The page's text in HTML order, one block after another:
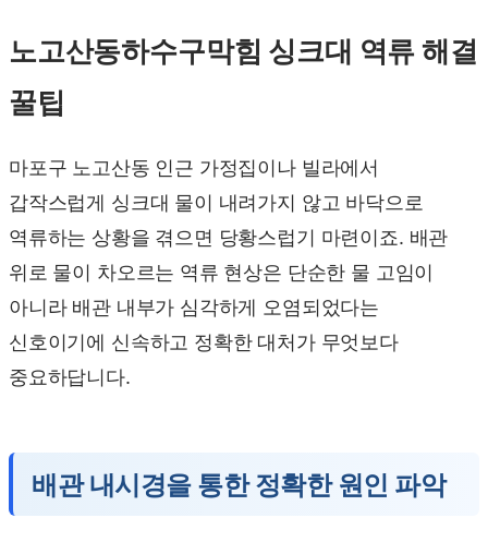
노고산동하수구막힘 싱크대 역류 해결
꿀팁
마포구 노고산동 인근 가정집이나 빌라에서
갑작스럽게 싱크대 물이 내려가지 않고 바닥으로
역류하는 상황을 겪으면 당황스럽기 마련이죠. 배관
위로 물이 차오르는 역류 현상은 단순한 물 고임이
아니라 배관 내부가 심각하게 오염되었다는
신호이기에 신속하고 정확한 대처가 무엇보다
중요하답니다.
배관 내시경을 통한 정확한 원인 파악